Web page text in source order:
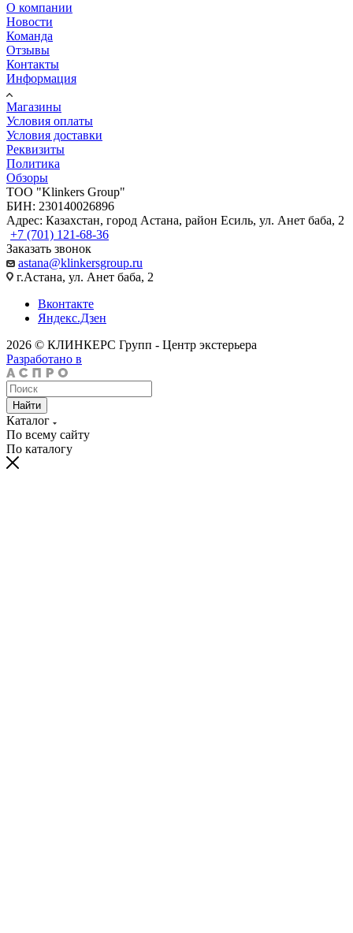
О компании
Новости
Команда
Отзывы
Контакты
Информация
Магазины
Условия оплаты
Условия доставки
Реквизиты
Политика
Обзоры
TOO "Klinkers Group"
БИН: 230140026896
Адрес: Казахстан, город Астана, район Есиль, ул. Анет баба, 2
+7 (701) 121-68-36
Заказать звонок
astana@klinkersgroup.ru
г.Астана, ул. Анет баба, 2
Вконтакте
Яндекс.Дзен
2026 © КЛИНКЕРС Групп - Центр экстерьера
Разработано в
Найти
Каталог
По всему сайту
По каталогу